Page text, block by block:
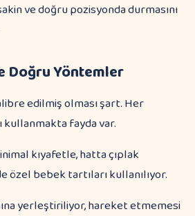
ve doğru pozisyonda durmasını
Doğru Yöntemler
edilmiş olması şart. Her
kullanmakta fayda var.
kıyafetle, hatta çıplak
özel bebek tartıları kullanılıyor.
yerleştiriliyor, hareket etmemesi